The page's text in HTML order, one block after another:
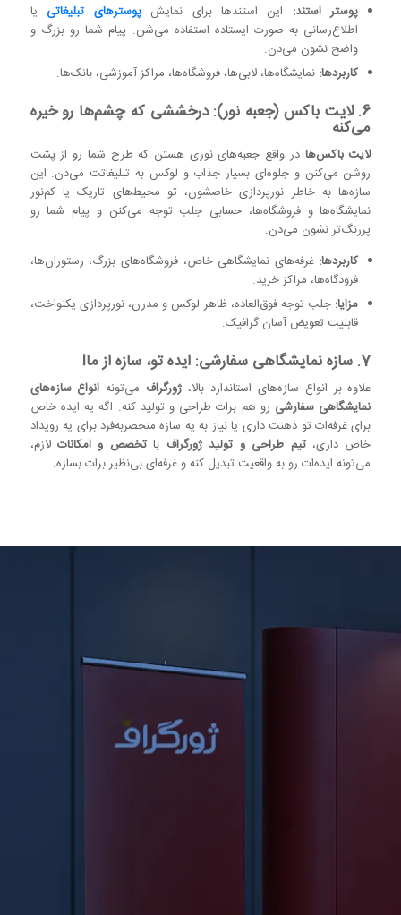
پوستر استند: این استندها برای نمایشپوسترهای تبلیغاتی یا
اطلاع‌رسانی به صورت ایستاده استفاده می‌شن. پیام شما رو بزرگ و
واضح نشون می‌دن.
کاربردها: نمایشگاه‌ها، لابی‌ها، فروشگاه‌ها، مراکز آموزشی، بانک‌ها.
6. لایت باکس (جعبه نور): درخششی که چشم‌ها رو خیره
می‌کنه
لایت باکس‌ها در واقع جعبه‌های نوری هستن که طرح شما رو از پشت
روشن می‌کنن و جلوه‌ای بسیار جذاب و لوکس به تبلیغاتت می‌دن. این
سازه‌ها به خاطر نورپردازی خاصشون، تو محیط‌های تاریک یا کم‌نور
نمایشگاه‌ها و فروشگاه‌ها، حسابی جلب توجه می‌کنن و پیام شما رو
پررنگ‌تر نشون می‌دن.
کاربردها: غرفه‌های نمایشگاهی خاص، فروشگاه‌های بزرگ، رستوران‌ها،
فرودگاه‌ها، مراکز خرید.
مزایا: جلب توجه فوق‌العاده، ظاهر لوکس و مدرن، نورپردازی یکنواخت،
قابلیت تعویض آسان گرافیک.
7. سازه نمایشگاهی سفارشی: ایده تو، سازه از ما!
علاوه بر انواع سازه‌های استاندارد بالا، ژورگراف می‌تونه انواع سازه‌های
نمایشگاهی سفارشی رو هم برات طراحی و تولید کنه. اگه یه ایده خاص
برای غرفه‌ات تو ذهنت داری یا نیاز به یه سازه منحصربه‌فرد برای یه رویداد
خاص داری،تیم طراحی و تولید ژورگراف باتخصص و امکاناتلازم،
می‌تونه ایده‌ات رو به واقعیت تبدیل کنه و غرفه‌ای بی‌نظیر برات بسازه.
، اولین چیزی که چشم مخاطب رو جذب می‌کنه، کیفیت
ژورگرافمی‌دونه کهچاپ باکیفیت رو سازه‌های
رو با بالاترین وضوح و رنگ‌های زنده به نمایش بذاریم و